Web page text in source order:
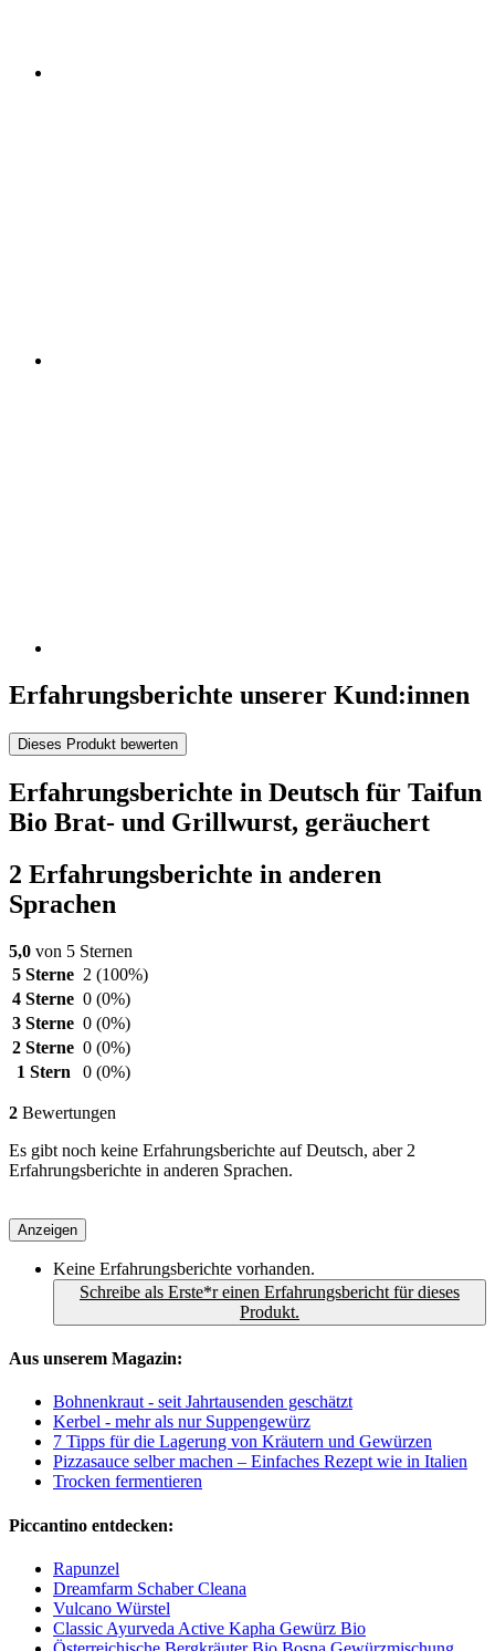
Erfahrungsberichte unserer Kund:innen
Dieses Produkt bewerten
Erfahrungsberichte in Deutsch für Taifun
Bio Brat- und Grillwurst, geräuchert
2 Erfahrungsberichte in anderen
Sprachen
5,0 von 5 Sternen
5 Sterne 2 (100%)
4 Sterne 0 (0%)
3 Sterne 0 (0%)
2 Sterne 0 (0%)
1 Stern
0 (0%)
2 Bewertungen
Es gibt noch keine Erfahrungsberichte auf Deutsch, aber 2
Erfahrungsberichte in anderen Sprachen.
Anzeigen
Keine Erfahrungsberichte vorhanden.
Schreibe als Erste*r einen Erfahrungsbericht für dieses
Produkt.
Aus unserem Magazin:
Bohnenkraut - seit Jahrtausenden geschätzt
Kerbel - mehr als nur Suppengewürz
7 Tipps für die Lagerung von Kräutern und Gewürzen
Pizzasauce selber machen – Einfaches Rezept wie in Italien
Trocken fermentieren
Piccantino entdecken:
Rapunzel
Dreamfarm Schaber Cleana
Vulcano Würstel
Classic Ayurveda Active Kapha Gewürz Bio